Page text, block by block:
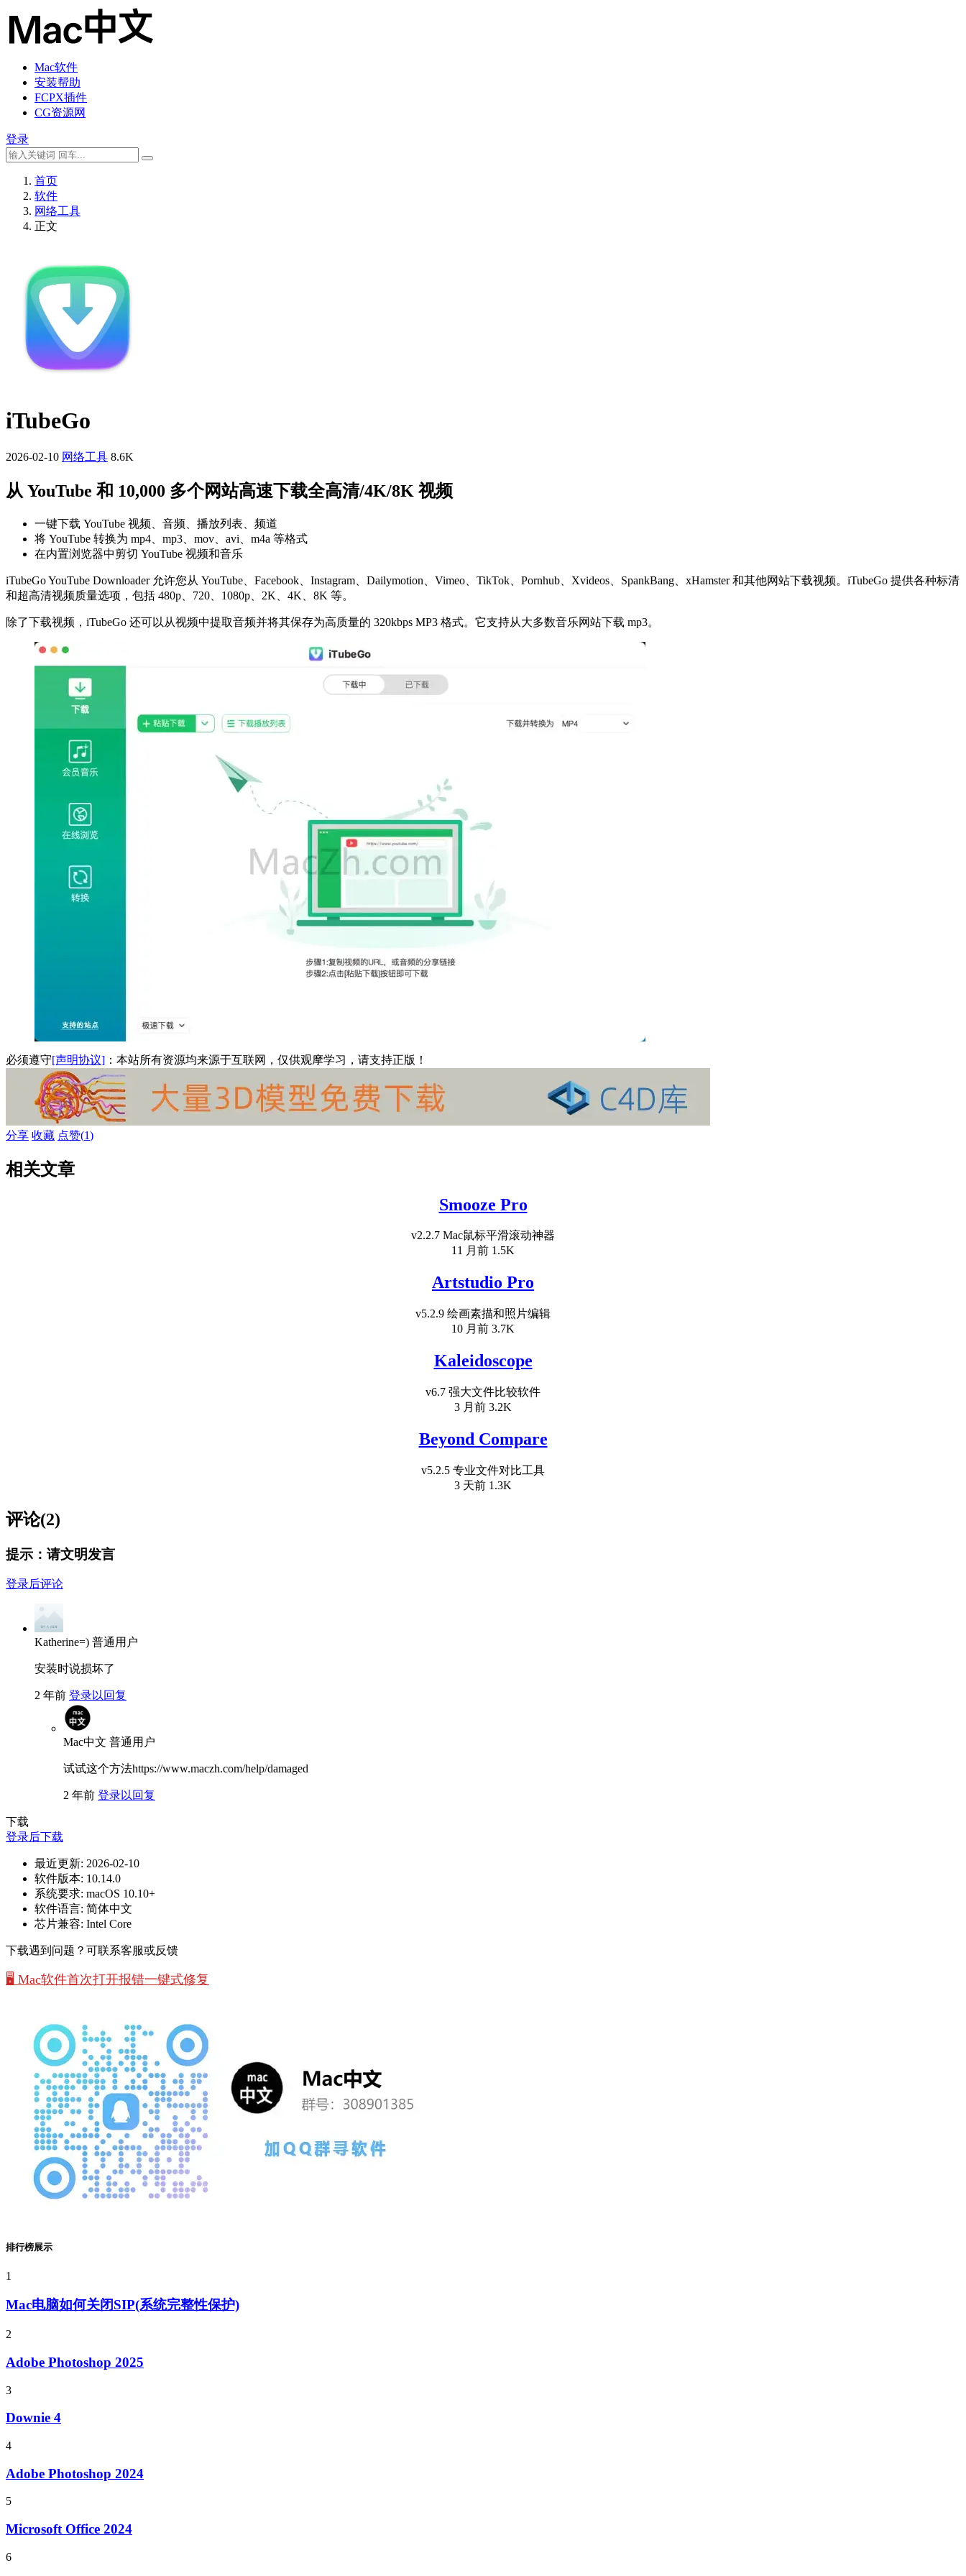
Mac软件
安装帮助
FCPX插件
CG资源网
登录
首页
软件
网络工具
正文
iTubeGo
2026-02-10 网络工具 8.6K
从 YouTube 和 10,000 多个网站高速下载全高清/4K/8K 视频
一键下载 YouTube 视频、音频、播放列表、频道
将 YouTube 转换为 mp4、mp3、mov、avi、m4a 等格式
在内置浏览器中剪切 YouTube 视频和音乐
iTubeGo YouTube Downloader 允许您从 YouTube、Facebook、Instagram、Dailymotion、Vimeo、TikTok、Pornhub、Xvideos、SpankBang、xHamster 和其他网站下载视频。iTubeGo 提供各种标清
和超高清视频质量选项，包括 480p、720、1080p、2K、4K、8K 等。
除了下载视频，iTubeGo 还可以从视频中提取音频并将其保存为高质量的 320kbps MP3 格式。它支持从大多数音乐网站下载 mp3。
必须遵守[声明协议] ：本站所有资源均来源于互联网，仅供观摩学习，请支持正版！
分享 收藏 点赞(1)
相关文章
Smooze Pro
v2.2.7 Mac鼠标平滑滚动神器
11 月前 1.5K
Artstudio Pro
v5.2.9 绘画素描和照片编辑
10 月前 3.7K
Kaleidoscope
v6.7 强大文件比较软件
3 月前 3.2K
Beyond Compare
v5.2.5 专业文件对比工具
3 天前 1.3K
评论(2)
提示：请文明发言
登录后评论
Katherine=) 普通用户
安装时说损坏了
2 年前 登录以回复
Mac中文 普通用户
试试这个方法https://www.maczh.com/help/damaged
2 年前 登录以回复
下载
登录后下载
最近更新: 2026-02-10
软件版本: 10.14.0
系统要求: macOS 10.10+
软件语言: 简体中文
芯片兼容: Intel Core
下载遇到问题？可联系客服或反馈
🖥️ Mac软件首次打开报错一键式修复
排行榜展示
1
Mac电脑如何关闭SIP(系统完整性保护)
2
Adobe Photoshop 2025
3
Downie 4
4
Adobe Photoshop 2024
5
Microsoft Office 2024
6